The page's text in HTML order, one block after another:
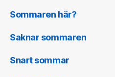
Sommaren här?
Saknar sommaren
Snart sommar